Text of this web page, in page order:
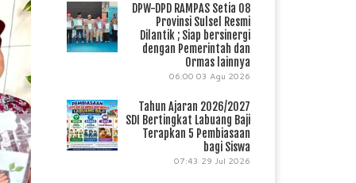
DPW-DPD RAMPAS Setia 08
Provinsi Sulsel Resmi
Dilantik ; Siap bersinergi
dengan Pemerintah dan
Ormas lainnya
06:00 03 Agu 2026
Tahun Ajaran 2026/2027
SDI Bertingkat Labuang Baji
Terapkan 5 Pembiasaan
bagi Siswa
07:43 29 Jul 2026